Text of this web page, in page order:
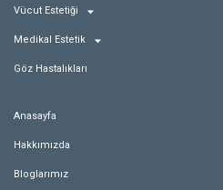
Vücut Estetiği
Medikal Estetik
Göz Hastalıkları
Anasayfa
Hakkımızda
Bloglarımız